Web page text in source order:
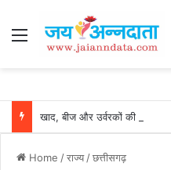
Menu
Home /राज्य/छत्तीसगढ़